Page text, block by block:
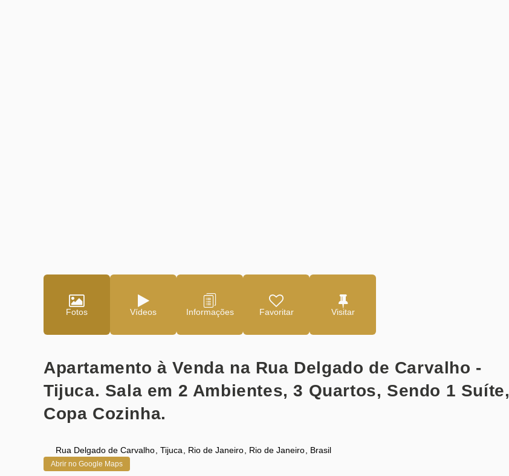
Fotos Vídeos Favoritar
Apartamento à Venda na Rua Delgado de Carvalho -
Tijuca. Sala em 2 Ambientes, 3 Quartos, Sendo 1 Suíte,
Copa Cozinha.
Rua Delgado de Carvalho Tijuca Rio de Janeiro Rio de Janeiro Brasil
Abrir no Google Maps